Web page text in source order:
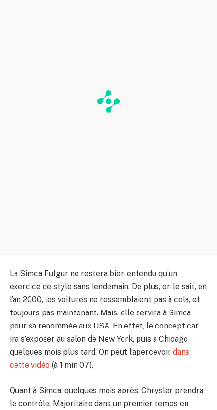
La Simca Fulgur ne restera bien entendu qu’un
exercice de style sans lendemain. De plus, on le sait, en
l’an 2000, les voitures ne ressemblaient pas à cela, et
toujours pas maintenant. Mais, elle servira à Simca
pour sa renommée aux USA. En effet, le concept car
ira s’exposer au salon de New York, puis à Chicago
quelques mois plus tard. On peut l’apercevoir dans
cette vidéo (à 1 min 07).
Quant à Simca, quelques mois après, Chrysler prendra
le contrôle. Majoritaire dans un premier temps en